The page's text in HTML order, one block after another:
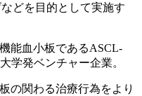
どを目的として実施す
能血小板であるASCL-
学発ベンチャー企業。
の関わる治療行為をより